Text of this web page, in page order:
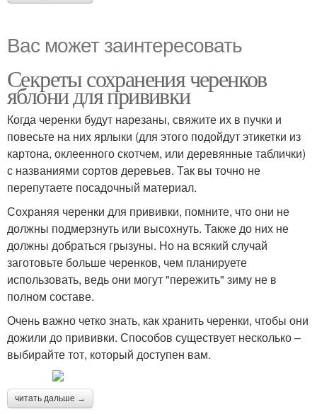
Вас может заинтересовать
Секреты сохранения черенков
яблони для прививки
Когда черенки будут нарезаны, свяжите их в пучки и
повесьте на них ярлыки (для этого подойдут этикетки из
картона, оклеенного скотчем, или деревянные таблички)
с названиями сортов деревьев. Так вы точно не
перепутаете посадочный материал.
Сохраняя черенки для прививки, помните, что они не
должны подмерзнуть или высохнуть. Также до них не
должны добраться грызуны. Но на всякий случай
заготовьте больше черенков, чем планируете
использовать, ведь они могут "пережить" зиму не в
полном составе.
Очень важно четко знать, как хранить черенки, чтобы они
дожили до прививки. Способов существует несколько –
выбирайте тот, который доступен вам.
читать дальше →